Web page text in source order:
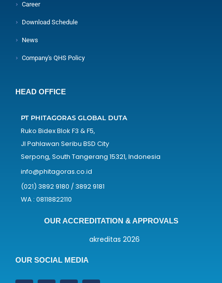
Career
Download Schedule
News
Company's QHS Policy
HEAD OFFICE
PT PHITAGORAS GLOBAL DUTA
Ruko Bidex Blok F3 & F5,
Jl Pahlawan Seribu BSD City
Serpong, South Tangerang 15321, Indonesia
info@phitagoras.co.id
(021) 3892 9180 / 3892 9181
WA : 08118822110
OUR ACCREDITATION & APPROVALS
OUR SOCIAL MEDIA